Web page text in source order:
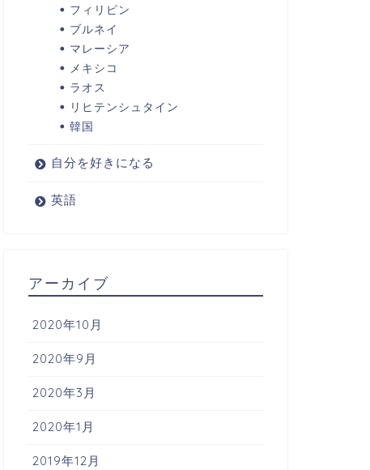
フィリピン
ブルネイ
マレーシア
メキシコ
ラオス
リヒテンシュタイン
韓国
自分を好きになる
英語
アーカイブ
2020年10月
2020年9月
2020年3月
2020年1月
2019年12月